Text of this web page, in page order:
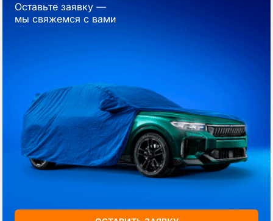
Оставьте заявку —
мы свяжемся с вами